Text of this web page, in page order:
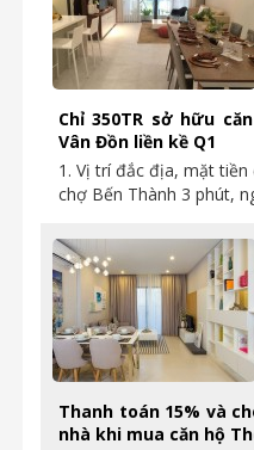
Chỉ 350TR sở hữu
Vân Đồn liền kề Q1
1. Vị trí đắc địa, mặt tiền
chợ Bến Thành 3 phút,
Thanh toán 15% và
nhà khi mua căn hộ